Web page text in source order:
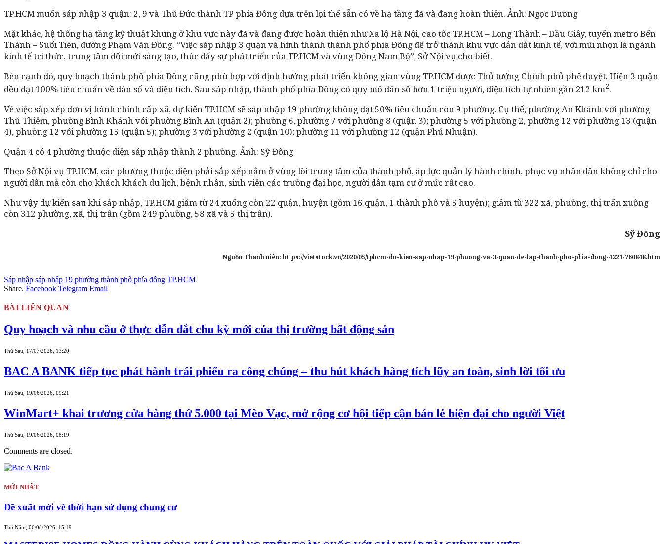
TP.HCM muốn sáp nhập 3 quận: 2, 9 và Thủ Đức thành TP phía Đông dựa trên lợi thế sẵn có về hạ tầng đã và đang hoàn thiện. Ảnh: Ngọc Dương
Mặt khác, hệ thống hạ tầng kỹ thuật khung ở khu vực này đã và đang được hoàn thiện như Xa lộ Hà Nội, cao tốc TP.HCM – Long Thành – Dầu Giây, tuyến metro Bến
Thành – Suối Tiên, đường Phạm Văn Đồng. “Việc sáp nhập 3 quận và hình thành thành phố phía Đông để trở thành khu vực dẫn dắt kinh tế, với mũi nhọn là ngành
kinh tế tri thức, trung tâm đổi mới sáng tạo, thúc đẩy sự phát triển của TP.HCM và vùng Đông Nam Bộ”, Sở Nội vụ cho biết.
Bên cạnh đó, quy hoạch thành phố phía Đông cũng phù hợp với định hướng phát triển không gian vùng TP.HCM được Thủ tướng Chính phủ phê duyệt. Hiện 3 quận
đều đạt 100% tiêu chuẩn về dân số và diện tích. Sau sáp nhập, thành phố phía Đông có quy mô dân số hơn 1 triệu người, diện tích tự nhiên gần 212 km2.
Về việc sắp xếp đơn vị hành chính cấp xã, dự kiến TP.HCM sẽ sáp nhập 19 phường không đạt 50% tiêu chuẩn còn 9 phường. Cụ thể, phường An Khánh với phường
Thủ Thiêm, phường Bình Khánh với phường Bình An (quận 2); phường 6, phường 7 với phường 8 (quận 3); phường 5 với phường 2, phường 12 với phường 13 (quận
4), phường 12 với phường 15 (quận 5); phường 3 với phường 2 (quận 10); phường 11 với phường 12 (quận Phú Nhuận).
Quận 4 có 4 phường thuộc diện sáp nhập thành 2 phường. Ảnh: Sỹ Đông
Theo Sở Nội vụ TP.HCM, các phường thuộc diện phải sắp xếp nằm ở vùng lõi trung tâm của thành phố, áp lực quản lý hành chính, phục vụ nhân dân không chỉ cho
người dân mà còn cho khách khách du lịch, bệnh nhân, sinh viên các trường đại học, người dân tạm cư ở mức rất cao.
Như vậy dự kiến sau khi sáp nhập, TP.HCM giảm từ 24 xuống còn 22 quận, huyện (gồm 16 quận, 1 thành phố và 5 huyện); giảm từ 322 xã, phường, thị trấn xuống
còn 312 phường, xã, thị trấn (gồm 249 phường, 58 xã và 5 thị trấn).
Sỹ Đông
Nguồn Thanh niên: https://vietstock.vn/2020/05/tphcm-du-kien-sap-nhap-19-phuong-va-3-quan-de-lap-thanh-pho-phia-dong-4221-760848.htm
Sáp nhập sáp nhập 19 phường thành phố phía đông TP.HCM
Share. Facebook Telegram Email
BÀI LIÊN QUAN
Quy hoạch và nhu cầu ở thực dẫn dắt chu kỳ mới của thị trường bất động sản
Thứ Sáu, 17/07/2026, 13:20
BAC A BANK tiếp tục phát hành trái phiếu ra công chúng – thu hút khách hàng tích lũy an toàn, sinh lời tối ưu
Thứ Sáu, 19/06/2026, 09:21
WinMart+ khai trương cửa hàng thứ 5.000 tại Mèo Vạc, mở rộng cơ hội tiếp cận bán lẻ hiện đại cho người Việt
Thứ Sáu, 19/06/2026, 08:19
Comments are closed.
MỚI NHẤT
Đề xuất mới về thời hạn sử dụng chung cư
Thứ Năm, 06/08/2026, 15:19